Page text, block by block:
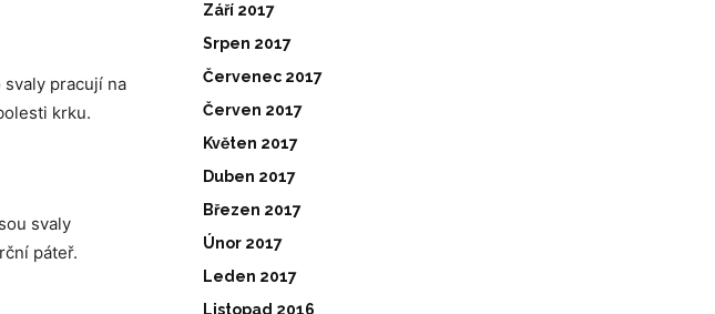
pracují na
krku.
svaly
páteř.
Září 2017
Srpen 2017
Červenec 2017
Červen 2017
Květen 2017
Duben 2017
Březen 2017
Únor 2017
Leden 2017
Listopad 2016